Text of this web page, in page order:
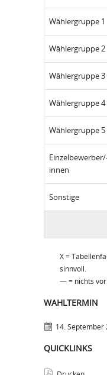
Wählergruppe 1
Wählergruppe 2
Wählergruppe 3
Wählergruppe 4
Wählergruppe 5
innen
Sonstige
X =
sinnvoll.
— = nichts
WAHLTERMIN
14. September
QUICKLINKS